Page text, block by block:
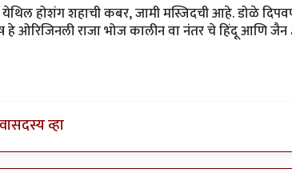
कबरbydadabhau
येथिल होशंग शहाची कबर, जामी मस्जिदची आहे. डोळे
ओरिजिनली राजा भोज कालीन वा नंतर चे हिंदू आणि
सदस्य व्हा